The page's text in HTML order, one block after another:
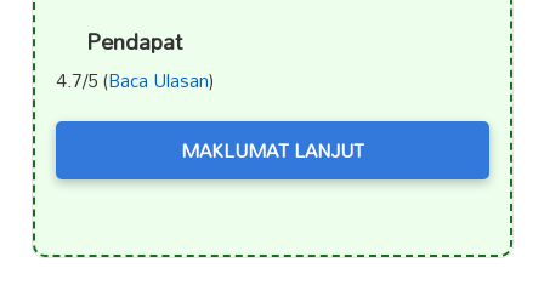
Pendapat
4.7/5 (Baca Ulasan)
MAKLUMAT LANJUT